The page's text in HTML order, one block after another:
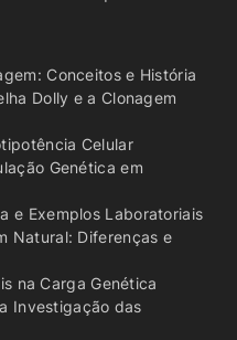
Conceitos e História
Dolly e a Clonagem
Celular
Genética em
e Exemplos Laboratoriais
Natural: Diferenças e
na Carga Genética
Investigação das